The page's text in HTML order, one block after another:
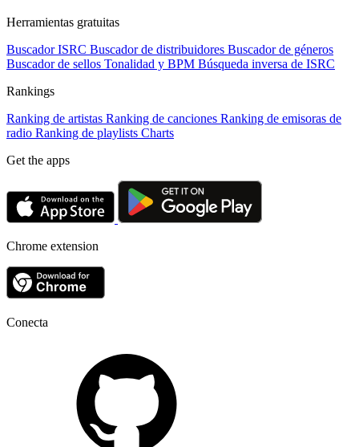
Herramientas gratuitas
Buscador ISRC Buscador de distribuidores Buscador de géneros
Buscador de sellos Tonalidad y BPM Búsqueda inversa de ISRC
Rankings
Ranking de artistas Ranking de canciones Ranking de emisoras de
radio Ranking de playlists Charts
Get the apps
Chrome extension
Conecta